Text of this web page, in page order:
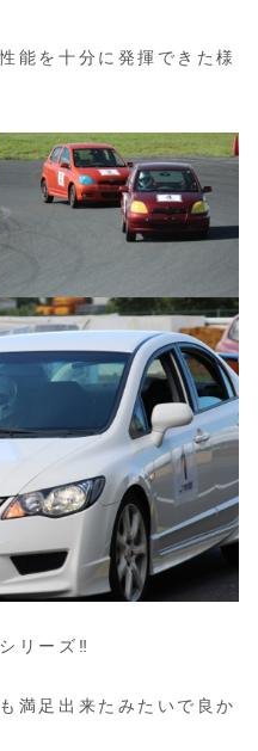
能を十分に発揮できた様
リーズ‼
満足出来たみたいで良か